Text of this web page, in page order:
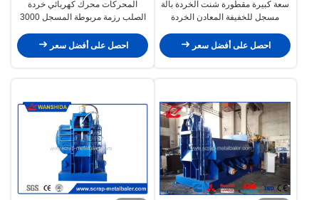
سعة كبيرة مقطورة شنت الخردة بالة
مسجل للخفيفة المعادن الخردة
احصل على أفضل سعر
المحركات محرك كهربائي خردة
الصلب رزمة مربوطة المسجل 3000
الصحافة
احصل على أفضل سعر